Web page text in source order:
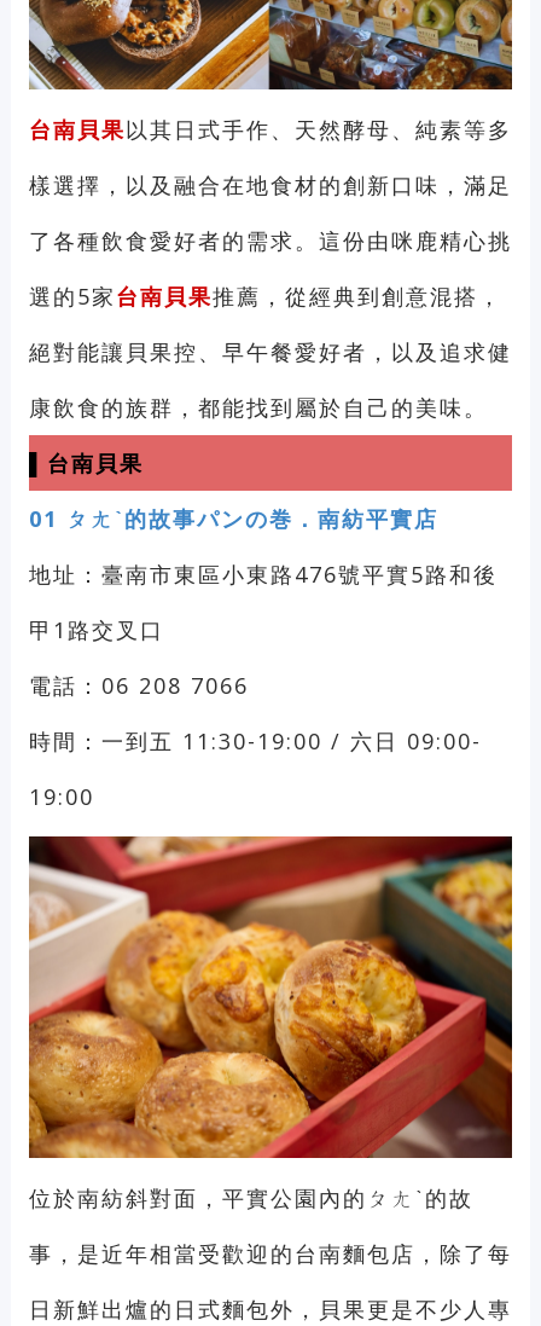
台南貝果以其日式手作、天然酵母、純素等多
樣選擇，以及融合在地食材的創新口味，滿足
了各種飲食愛好者的需求。這份由咪鹿精心挑
選的5家台南貝果推薦，從經典到創意混搭，
絕對能讓貝果控、早午餐愛好者，以及追求健
康飲食的族群，都能找到屬於自己的美味。
▌台南貝果
01
ㄆㄤˋ的故事パンの巻．南紡平實店
地址： 臺南市東區小東路476號平實5路和後
甲1路交叉口
電話：06 208 7066
時間：一到五 11:30-19:00 / 六日 09:00-
19:00
位於南紡斜對面，平實公園內的ㄆㄤˋ的故
事，是近年相當受歡迎的台南麵包店，除了每
日新鮮出爐的日式麵包外，貝果更是不少人專